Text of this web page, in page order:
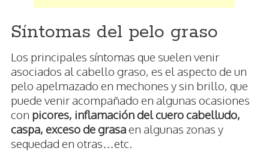
Síntomas del pelo graso
Los principales síntomas que suelen venir
asociados al cabello graso, es el aspecto de un
pelo apelmazado en mechones y sin brillo, que
puede venir acompañado en algunas ocasiones
con picores, inflamación del cuero cabelludo,
caspa, exceso de grasaen algunas zonas y
sequedad en otras…etc.